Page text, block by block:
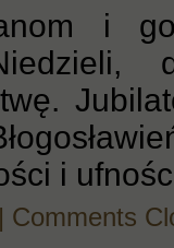
i
i
| Comments